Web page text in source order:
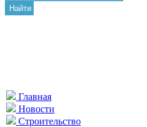
Найти
Главная
Новости
Строительство